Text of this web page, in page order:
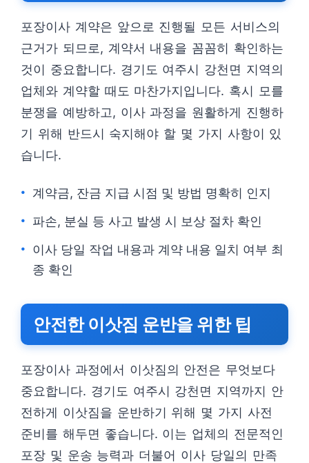
포장이사 계약은 앞으로 진행될 모든 서비스의
근거가 되므로, 계약서 내용을 꼼꼼히 확인하는
것이 중요합니다. 경기도 여주시 강천면 지역의
업체와 계약할 때도 마찬가지입니다. 혹시 모를
분쟁을 예방하고, 이사 과정을 원활하게 진행하
기 위해 반드시 숙지해야 할 몇 가지 사항이 있
습니다.
계약금, 잔금 지급 시점 및 방법 명확히 인지
파손, 분실 등 사고 발생 시 보상 절차 확인
이사 당일 작업 내용과 계약 내용 일치 여부 최
종 확인
안전한 이삿짐 운반을 위한 팁
포장이사 과정에서 이삿짐의 안전은 무엇보다
중요합니다. 경기도 여주시 강천면 지역까지 안
전하게 이삿짐을 운반하기 위해 몇 가지 사전
준비를 해두면 좋습니다. 이는 업체의 전문적인
포장 및 운송 능력과 더불어 이사 당일의 만족